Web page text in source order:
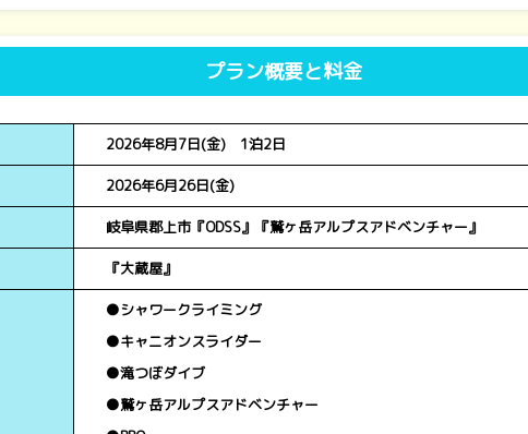
プラン概要と料金
2026年8月7日(金) 1泊2日
2026年6月26日(金)
岐阜県郡上市『ODSS』『鷲ヶ岳アルプスアドベンチャー』
『大蔵屋』
●シャワークライミング
●キャニオンスライダー
●滝つぼダイブ
●鷲ヶ岳アルプスアドベンチャー